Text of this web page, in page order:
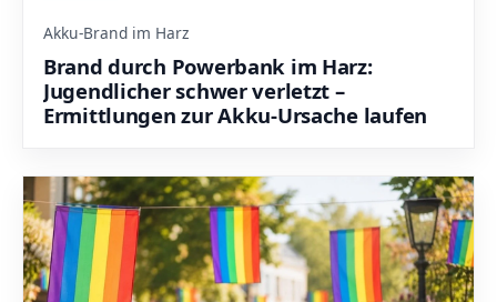
Akku-Brand im Harz
Brand durch Powerbank im Harz:
Jugendlicher schwer verletzt –
Ermittlungen zur Akku-Ursache laufen